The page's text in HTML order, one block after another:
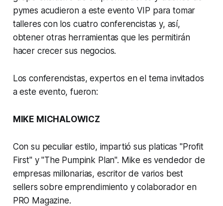
pymes acudieron a este evento VIP para tomar
talleres con los cuatro conferencistas y, así,
obtener otras herramientas que les permitirán
hacer crecer sus negocios.
Los conferencistas, expertos en el tema invitados
a este evento, fueron:
MIKE MICHALOWICZ
Con su peculiar estilo, impartió sus platicas "Profit
First" y "The Pumpink Plan". Mike es vendedor de
empresas millonarias, escritor de varios best
sellers sobre emprendimiento y colaborador en
PRO Magazine.